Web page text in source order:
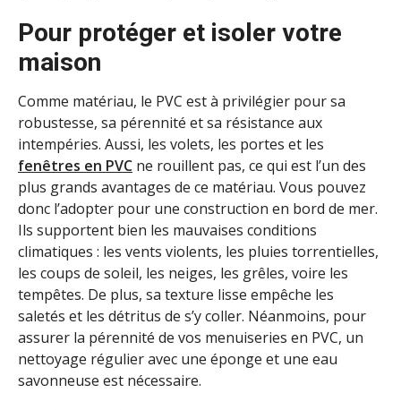
Pour protéger et isoler votre
maison
Comme matériau, le PVC est à privilégier pour sa
robustesse, sa pérennité et sa résistance aux
intempéries. Aussi, les volets, les portes et les
fenêtres en PVC ne rouillent pas, ce qui est l’un des
plus grands avantages de ce matériau. Vous pouvez
donc l’adopter pour une construction en bord de mer.
Ils supportent bien les mauvaises conditions
climatiques : les vents violents, les pluies torrentielles,
les coups de soleil, les neiges, les grêles, voire les
tempêtes. De plus, sa texture lisse empêche les
saletés et les détritus de s’y coller. Néanmoins, pour
assurer la pérennité de vos menuiseries en PVC, un
nettoyage régulier avec une éponge et une eau
savonneuse est nécessaire.